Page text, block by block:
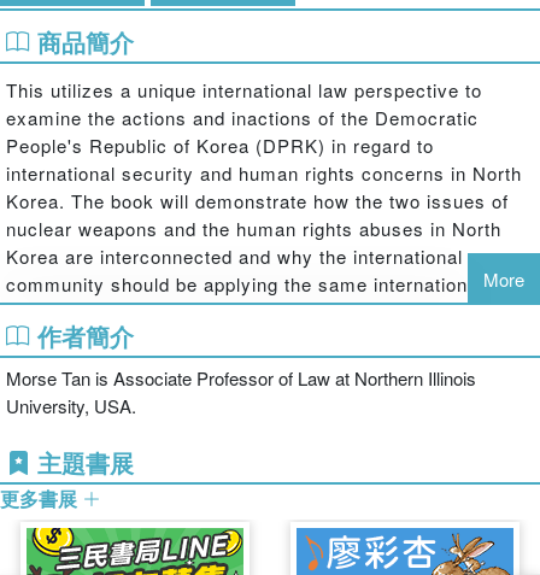
商品簡介
This utilizes a unique international law perspective to
examine the actions and inactions of the Democratic
People's Republic of Korea (DPRK) in regard to
international security and human rights concerns in North
Korea. The book will demonstrate how the two issues of
nuclear weapons and the human rights abuses in North
Korea are interconnected and why the international
community should be applying the same international law
framework to each to find a solution for both. The book
analyses the North Korea's nuclear weapons situation
from political, military, historical and legal angles
examining the DPRK's policy objectives involving
international security and Korean unification. The book
goes on to explore the human rights abuses inflicted on
the North Korean people by their own government and
which include extermination, torture, and crimes of
association, as well as collective retribution inside and
outside its system of concentration camps.
More
作者簡介
Morse Tan is Associate Professor of Law at Northern Illinois
University, USA.
主題書展
更多書展